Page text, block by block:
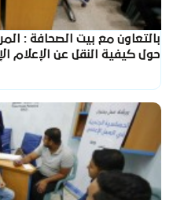
بالتعاون مع بيت الصحافة :
حول كيفية النقل عن الإعلام